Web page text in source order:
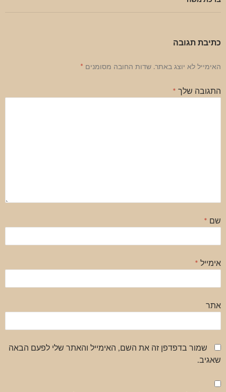
כתיבת תגובה
האימייל לא יוצג באתר. שדות החובה מסומנים *
התגובה שלך *
שם *
אימייל *
אתר
שמור בדפדפן זה את השם, האימייל והאתר שלי לפעם הבאה
שאגיב.